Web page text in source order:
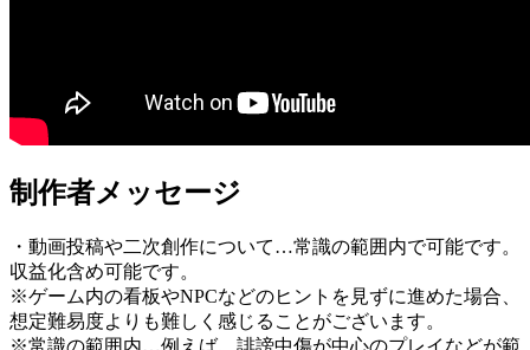
制作者メッセージ
・動画投稿や二次創作について…常識の範囲内で可能です。
収益化含め可能です。
※ゲーム内の看板やNPCなどのヒントを見ずに進めた場合、
想定難易度よりも難しく感じることがございます。